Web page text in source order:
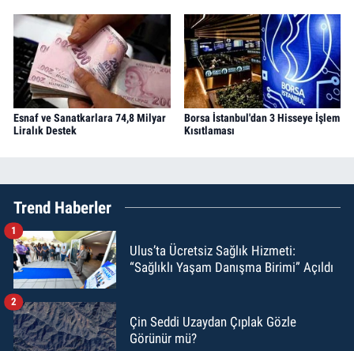
Esnaf ve Sanatkarlara 74,8 Milyar
Liralık Destek
Borsa İstanbul'dan 3 Hisseye İşlem
Kısıtlaması
Trend Haberler
Ulus’ta Ücretsiz Sağlık Hizmeti:
“Sağlıklı Yaşam Danışma Birimi” Açıldı
1
Çin Seddi Uzaydan Çıplak Gözle
Görünür mü?
2